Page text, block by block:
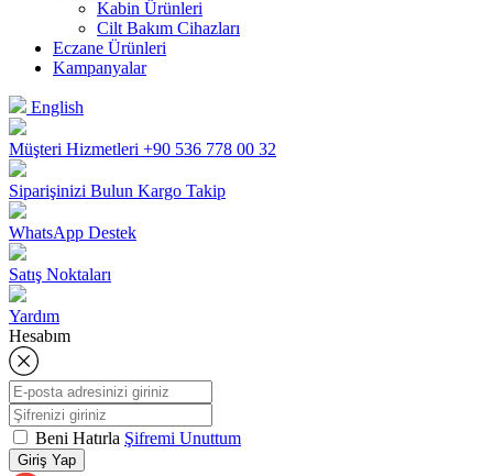
Kabin Ürünleri
Cilt Bakım Cihazları
Eczane Ürünleri
Kampanyalar
English
Müşteri Hizmetleri +90 536 778 00 32
Siparişinizi Bulun Kargo Takip
WhatsApp Destek
Satış Noktaları
Yardım
Hesabım
Beni Hatırla Şifremi Unuttum
Giriş Yap